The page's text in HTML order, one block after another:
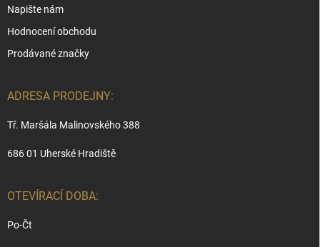
Napište nám
Hodnocení obchodu
Prodávané značky
ADRESA PRODEJNY:
Tř. Maršála Malinovského 388
686 01 Uherské Hradiště
OTEVÍRACÍ DOBA:
Po-Čt